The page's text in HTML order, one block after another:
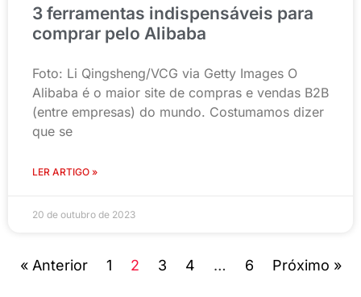
3 ferramentas indispensáveis para
comprar pelo Alibaba
Foto: Li Qingsheng/VCG via Getty Images O
Alibaba é o maior site de compras e vendas B2B
(entre empresas) do mundo. Costumamos dizer
que se
LER ARTIGO »
20 de outubro de 2023
« Anterior 1 2 3 4 … 6 Próximo »